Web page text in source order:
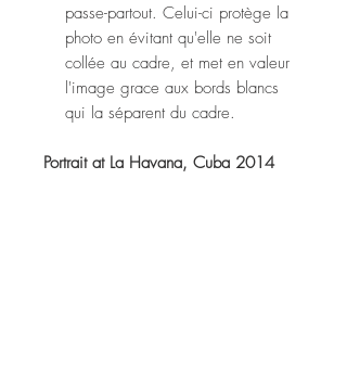
passe-partout. Celui-ci protège la
photo en évitant qu'elle ne soit
collée au cadre, et met en valeur
l'image grace aux bords blancs
qui la séparent du cadre.
Portrait at La Havana, Cuba 2014